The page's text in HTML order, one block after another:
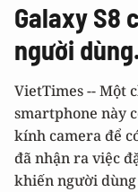
Galaxy S8
người
VietTimes -- Một
smartphone này
kính camera để
đã nhận ra việc
khiến người